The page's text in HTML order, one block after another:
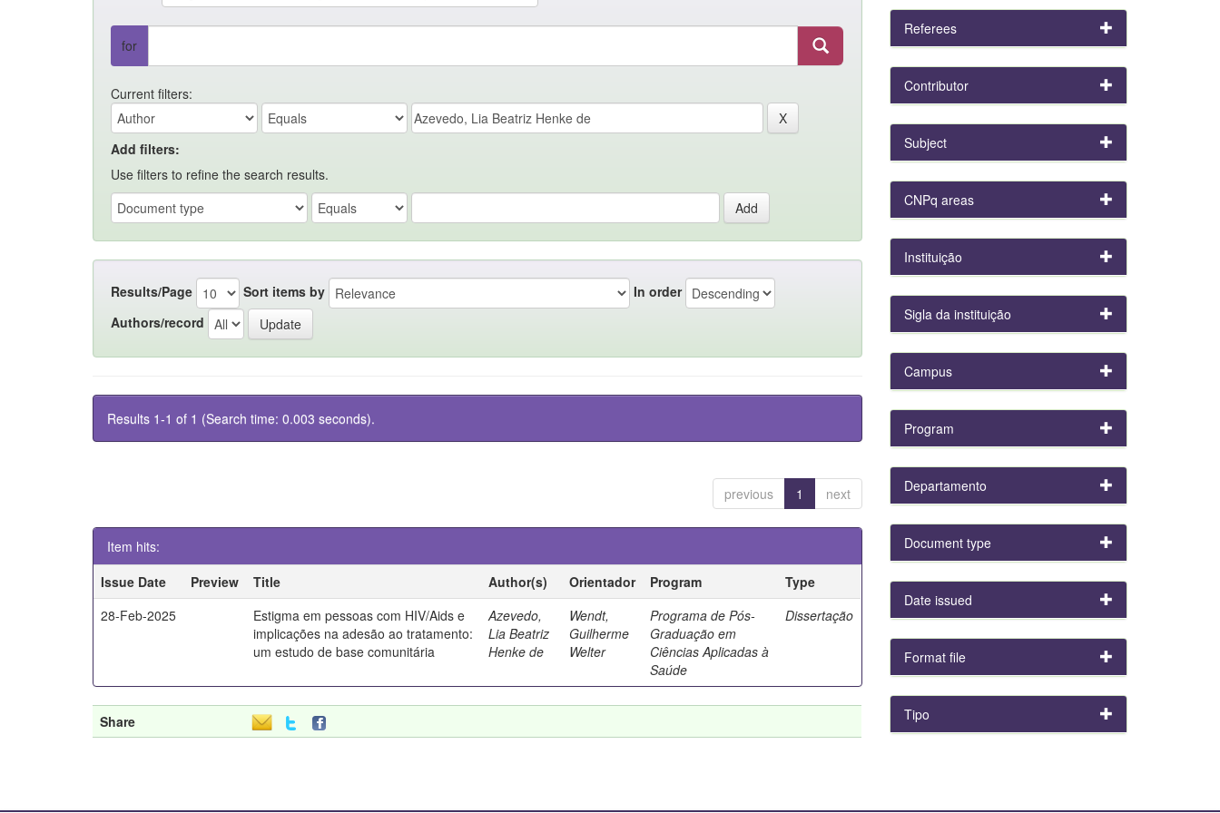
for
Current filters:
Add filters:
Use filters to refine the search results.
Results/Page Sort items by
In order
Authors/record
Results 1-1 of 1 (Search time: 0.003 seconds).
previous 1 next
Item hits:
Issue Date
Preview Title Author(s) Orientador Program
Type
28-Feb-2025
Estigma em pessoas com HIV/Aids e
implicações na adesão ao tratamento:
um estudo de base comunitária
Azevedo,
Lia Beatriz
Henke de
Wendt,
Guilherme
Welter
Programa de Pós-
Graduação em
Ciências Aplicadas à
Saúde
Dissertação
Share
Referees
Contributor
Subject
CNPq areas
Instituição
Sigla da instituição
Campus
Program
Departamento
Document type
Date issued
Format file
Tipo